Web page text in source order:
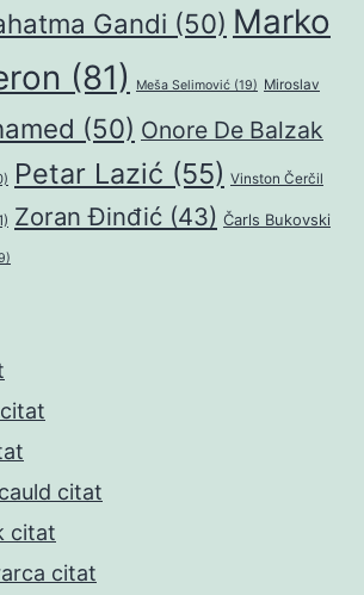
Gandi (50) Marko
(81) Meša Selimović (19) Miroslav
(50) Onore De Balzak
Petar Lazić (55) Vinston Čerčil
Zoran Đinđić (43) Čarls Bukovski
citat
citat
citat